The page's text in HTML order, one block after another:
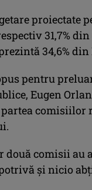
proiectate
31,7%
34,6% din
pentru
Eugen
comisiilor
două comisii au
şi nicio